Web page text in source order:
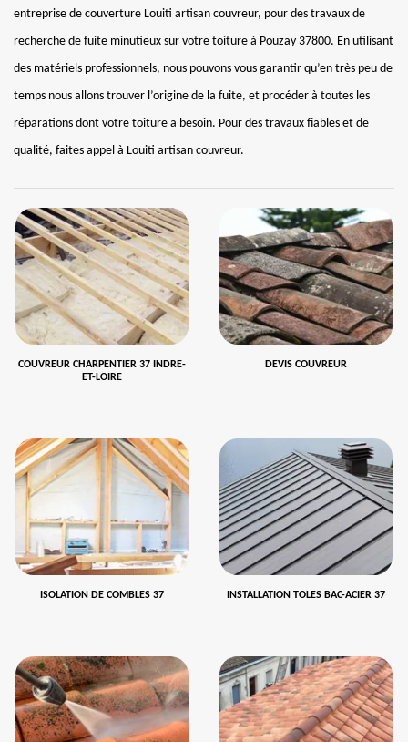
entreprise de couverture Louiti artisan couvreur, pour des travaux de
recherche de fuite minutieux sur votre toiture à Pouzay 37800. En utilisant
des matériels professionnels, nous pouvons vous garantir qu’en très peu de
temps nous allons trouver l’origine de la fuite, et procéder à toutes les
réparations dont votre toiture a besoin. Pour des travaux fiables et de
qualité, faites appel à Louiti artisan couvreur.
COUVREUR CHARPENTIER 37 INDRE-
ET-LOIRE
DEVIS COUVREUR
ISOLATION DE COMBLES 37 INSTALLATION TOLES BAC-ACIER 37